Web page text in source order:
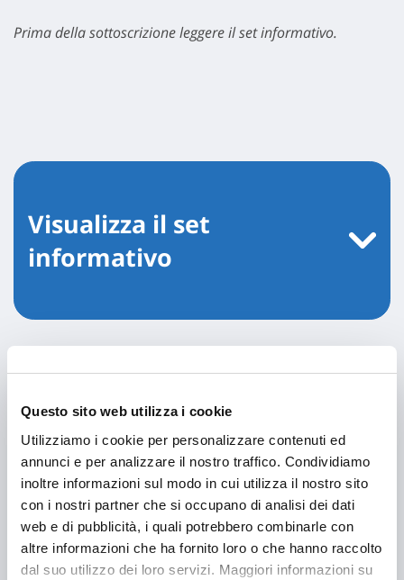
Questo sito web utilizza i cookie
Utilizziamo i cookie per personalizzare contenuti ed
annunci e per analizzare il nostro traffico. Condividiamo
inoltre informazioni sul modo in cui utilizza il nostro sito
con i nostri partner che si occupano di analisi dei dati
web e di pubblicità, i quali potrebbero combinarle con
altre informazioni che ha fornito loro o che hanno raccolto
dal suo utilizzo dei loro servizi. Maggiori informazioni su
Prima della sottoscrizione leggere il set informativo.
Visualizza il set
informativo
Potrebbe interessarti anche: